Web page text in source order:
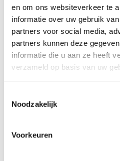
en om ons websiteverkeer te
informatie over uw gebruik
partners voor social media,
partners kunnen deze
informatie die u aan ze heeft
verzameld op basis van uw
Noodzakelijk
Voorkeuren
Navigating through the
Press to skip carousel